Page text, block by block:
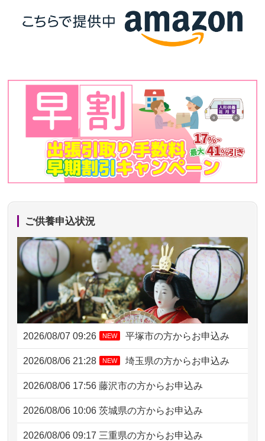
ご供養申込状況
2026/08/07 09:26 NEW 平塚市の方からお申込み
2026/08/06 21:28 NEW 埼玉県の方からお申込み
2026/08/06 17:56 藤沢市の方からお申込み
2026/08/06 10:06 茨城県の方からお申込み
2026/08/06 09:17 三重県の方からお申込み